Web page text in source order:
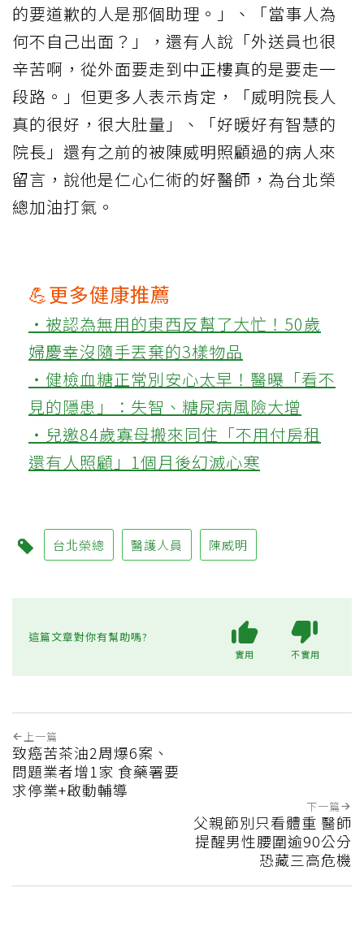
的要道歉的人是那個助理。」、「當事人為
何不自己出面？」，還有人說「外送員也很
辛苦啊，從外面要走到中正樓真的是要走一
段路。」但更多人表示肯定，「威明院長人
真的很好，很大肚量」、「好暖好有智慧的
院長」還有之前的被陳威明照顧過的病人來
留言，說他是仁心仁術的好醫師，為台北榮
總加油打氣。
💪更多健康推薦
‧被認為無用的東西反幫了大忙！50歲
婦慶幸沒隨手丟棄的3樣物品
‧健檢血糖正常別安心太早！醫曝「看不
見的隱患」：失智、糖尿病風險大增
‧兒邀84歲寡母搬來同住「不用付房租
還有人照顧」1個月後幻滅心寒
台北榮總 醫護人員 陳威明
這篇文章對你有幫助嗎?
實用 不實用
上一篇
致癌苦茶油2周爆6案、
問題業者增1家 食藥署要
求停業+啟動輔導
下一篇
父親節別只看體重 醫師
提醒男性腰圍逾90公分
恐藏三高危機